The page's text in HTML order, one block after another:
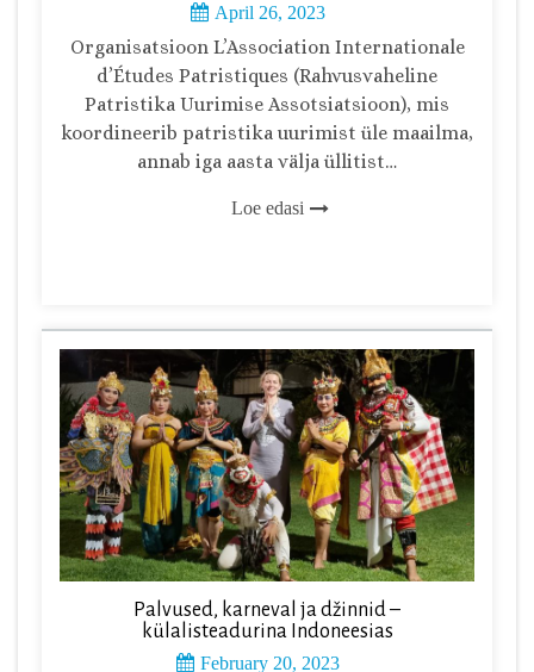
April 26, 2023
Organisatsioon L’Association Internationale
d’Études Patristiques (Rahvusvaheline
Patristika Uurimise Assotsiatsioon), mis
koordineerib patristika uurimist üle maailma,
annab iga aasta välja üllitist…
Loe edasi
Palvused, karneval ja džinnid –
külalisteadurina Indoneesias
February 20, 2023